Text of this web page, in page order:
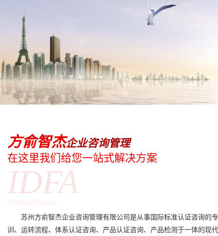
方俞智杰企业咨询管理
在这里我们给您一站式解决方案
IDFA
AUTHENTICATION
苏州方俞智杰企业咨询管理有限公司是从事国际标准认证咨询的
训、运转流程、体系认证咨询、产品认证咨询、产品检测于一体的现